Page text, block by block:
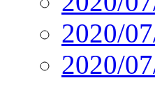
2020/
2020/